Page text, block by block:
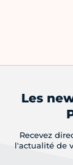
Les
Recevez
l'actualité de